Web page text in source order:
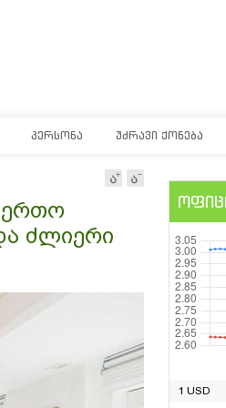
ᲞᲔᲠᲡᲝᲜᲐ ᲣᲫᲠᲐᲕᲘ ᲥᲝᲜᲔᲑᲐ
ძლიერი
1 USD